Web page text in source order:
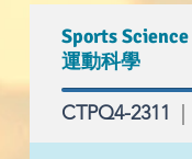
Sports Science
運動科學
CTPQ4-2311